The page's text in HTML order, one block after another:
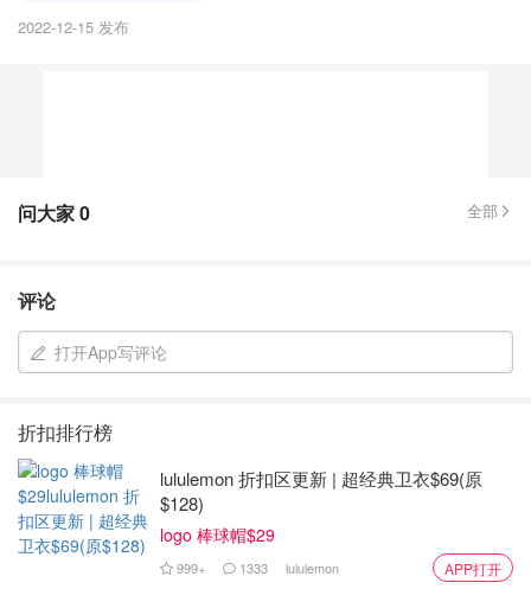
2022-12-15 发布
问大家0 全部
评论
打开App写评论
折扣排行榜
lululemon 折扣区更新 | 超经典卫衣$69(原
$128)
logo 棒球帽$29
999+ 1333 lululemon APP打开